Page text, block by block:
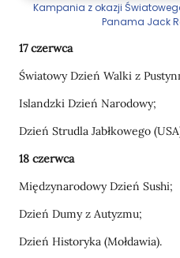
Kampania z okazji
Panama Jack
17 czerwca
Światowy Dzień Walki z
Islandzki Dzień Narodowy;
Dzień Strudla Jabłkowego
18 czerwca
Międzynarodowy Dzień Sushi;
Dzień Dumy z Autyzmu;
Dzień Historyka (Mołdawia).